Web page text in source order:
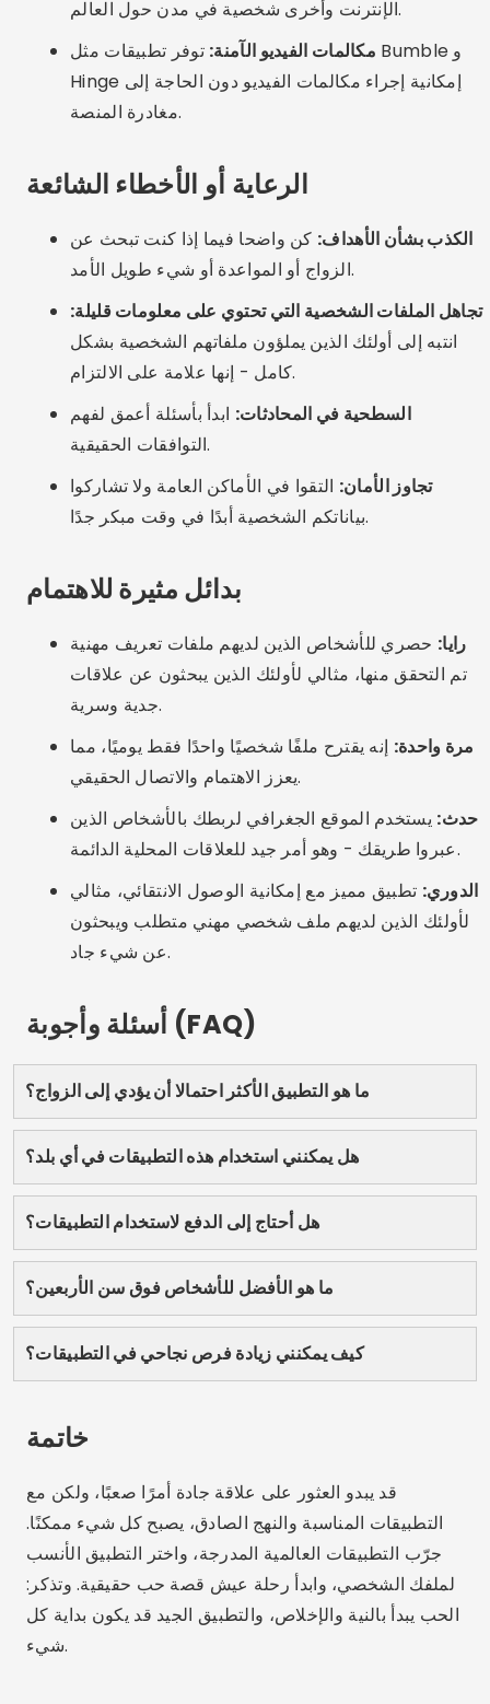
بدائل مثيرة للاهتمام
رايا:
حصري للأشخاص الذين لديهم ملفات تعريف مهنية
تم التحقق منها، مثالي لأولئك الذين يبحثون عن علاقات
إنه يقترح ملفًا شخصيًا واحدًا فقط يوميًا، مما
يستخدم الموقع الجغرافي لربطك بالأشخاص الذين
الدوري:تطبيق مميز مع إمكانية الوصول الانتقائي، مثالي
لأولئك الذين لديهم ملف شخصي مهني متطلب ويبحثون
عن شيء جاد.
أسئلة وأجوبة (FAQ)
هل يمكنني استخدام هذه التطبيقات في أي بلد؟
هل أحتاج إلى الدفع لاستخدام التطبيقات؟
ما هو الأفضل للأشخاص فوق سن الأربعين؟
كيف يمكنني زيادة فرص نجاحي في التطبيقات؟
خاتمة
قد يبدو العثور على علاقة جادة أمرًا صعبًا، ولكن مع
جرّب التطبيقات العالمية المدرجة، واختر التطبيق الأنسب
لملفك الشخصي، وابدأ رحلة عيش قصة حب حقيقية. وتذكر:
الحب يبدأ بالنية والإخلاص، والتطبيق الجيد قد يكون بداية كل
شيء.
يشارك:
لوكاس مارتينز
لوكاس مارتينز يبلغ من العمر 25 عامًا، وحاصل على درجة
في الاتصالات الرقمية ويشارك شغفه بالتكنولوجيا
والتطبيقات والعالم عبر الإنترنت على مدونته.